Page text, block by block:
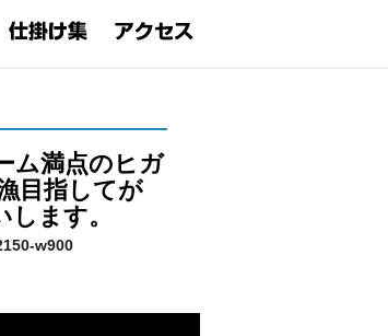
ム満点のヒガ
目指してが
ます。